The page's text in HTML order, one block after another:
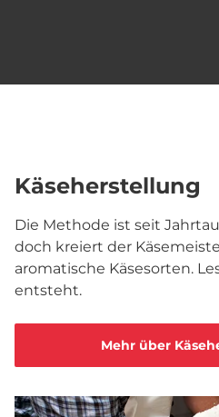
Käseherstellung
Die Methode ist seit
doch kreiert der
aromatische Käsesorten.
entsteht.
Mehr über